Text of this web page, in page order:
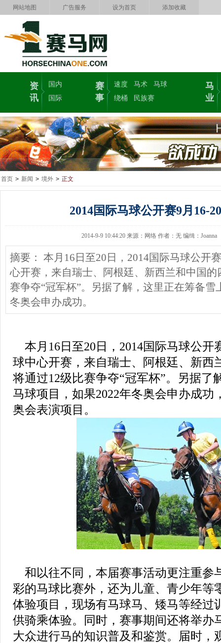
网站地图 广告服务 设为首页 添加收藏
资
讯
国内
国际
赛
事
速度 马术
马球
绕桶
民族赛
马
业
首页 > 新闻 > 境外 > 正文
2014国际马球公开赛9月16-
2014-9-9 10:44:20 来源：网络 作者：无 编缉：Joanna
摘要： 本月16日至20日，2014国际马球公开
心开赛，来自瑞士、阿根廷、新西兰和中国
赛争夺“冠军杯”。另据了解，这里正在筹备雪
冬奥会申办成功。
本月16日至20日，2014国际马球公开
球中心开赛，来自瑞士、阿根廷、新西
将通过12级比赛争夺“冠军杯”。另据了
马球项目，如果2022年冬奥会申办成功
奥会表演项目。
和以往不同，本届赛事活动更注重参
彩的马球比赛外，还为儿童、青少年等
体验项目，现场有马球马、矮马等经过
供骑乘体验。同时，赛事期间还将举办
大众进行马的知识普及和鉴赏。届时，